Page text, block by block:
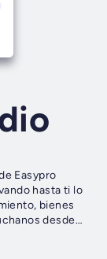
Easypro
hasta ti lo
bienes
desde